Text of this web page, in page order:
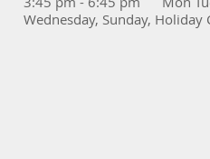
Wednesday, Sunday, Holiday